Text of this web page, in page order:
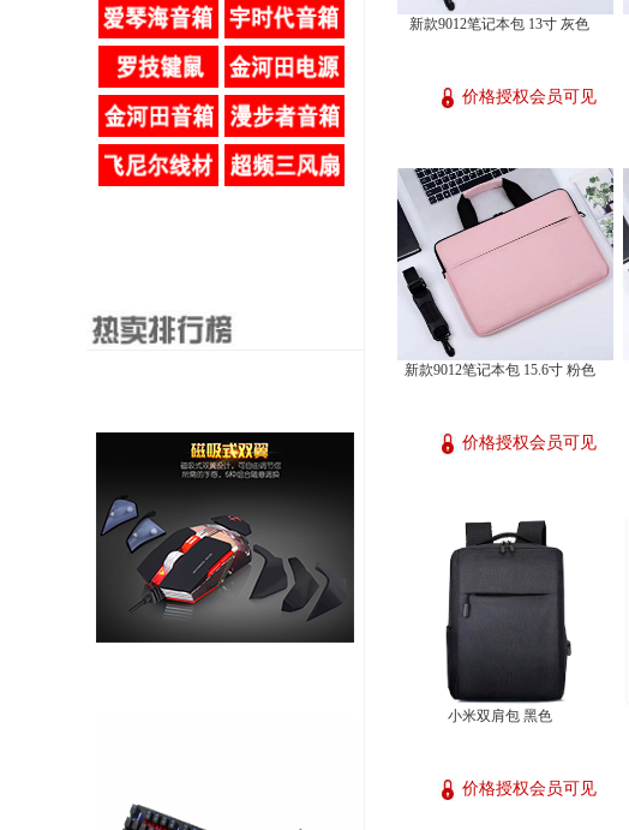
新款9012笔记本包 13寸 灰色
价格授权会员可见
新款9012笔记本包 15.6寸 粉色
价格授权会员可见
小米双肩包 黑色
价格授权会员可见